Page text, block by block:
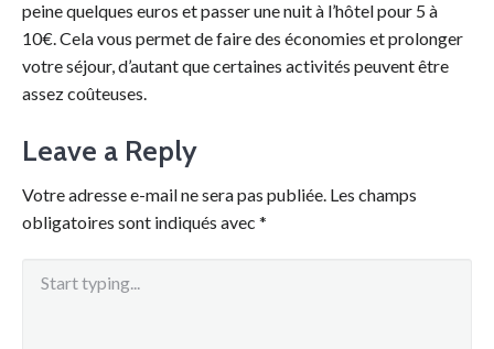
peine quelques euros et passer une nuit à l’hôtel pour 5 à
10€. Cela vous permet de faire des économies et prolonger
votre séjour, d’autant que certaines activités peuvent être
assez coûteuses.
Leave a Reply
Votre adresse e-mail ne sera pas publiée. Les champs
obligatoires sont indiqués avec *